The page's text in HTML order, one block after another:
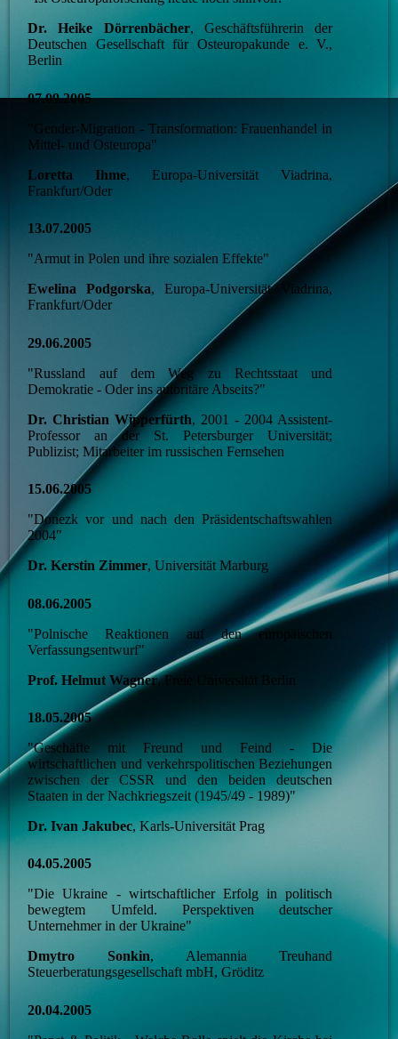
Dr. Heike Dörrenbächer, Geschäftsführerin der
Deutschen Gesellschaft für Osteuropakunde e. V.,
Berlin
07.09.2005
"Gender-Migration - Transformation: Frauenhandel in
Mittel- und Osteuropa"
Loretta Ihme, Europa-Universität Viadrina,
Frankfurt/Oder
13.07.2005
"Armut in Polen und ihre sozialen Effekte"
Ewelina Podgorska, Europa-Universität Viadrina,
Frankfurt/Oder
29.06.2005
"Russland auf dem Weg zu Rechtsstaat und
Demokratie - Oder ins autoritäre Abseits?"
Dr. Christian Wipperfürth, 2001 - 2004 Assistent-
Professor an der St. Petersburger Universität;
Publizist; Mitarbeiter im russischen Fernsehen
15.06.2005
"Donezk vor und nach den Präsidentschaftswahlen
2004"
Dr. Kerstin Zimmer, Universität Marburg
08.06.2005
"Polnische Reaktionen auf den europäischen
Verfassungsentwurf"
Prof. Helmut Wagner, Freie Universität Berlin
18.05.2005
"Geschäfte mit Freund und Feind - Die
wirtschaftlichen und verkehrspolitischen Beziehungen
zwischen der CSSR und den beiden deutschen
Staaten in der Nachkriegszeit (1945/49 - 1989)"
Dr. Ivan Jakubec, Karls-Universität Prag
04.05.2005
"Die Ukraine - wirtschaftlicher Erfolg in politisch
bewegtem Umfeld. Perspektiven deutscher
Unternehmer in der Ukraine"
Dmytro Sonkin, Alemannia Treuhand
Steuerberatungsgesellschaft mbH, Gröditz
20.04.2005